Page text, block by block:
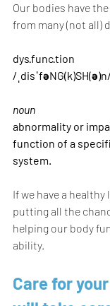
Our bodies have
from many (not all)
dys·func·tion
/ˌdisˈfəNG(k)SH(ə)n/
noun
abnormality or
function of a
system.
If we have a healthy
putting all the
helping our body
ability.
Care for